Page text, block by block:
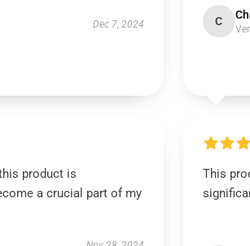
Dec 7, 2024 C
product is
a crucial part of my
This